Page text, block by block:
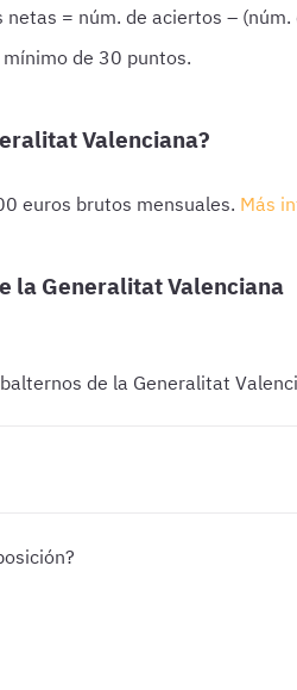
= núm. de aciertos –
de 30 puntos.
Valenciana?
euros brutos mensuales. Más
la Generalitat Valenciana
de la Generalitat